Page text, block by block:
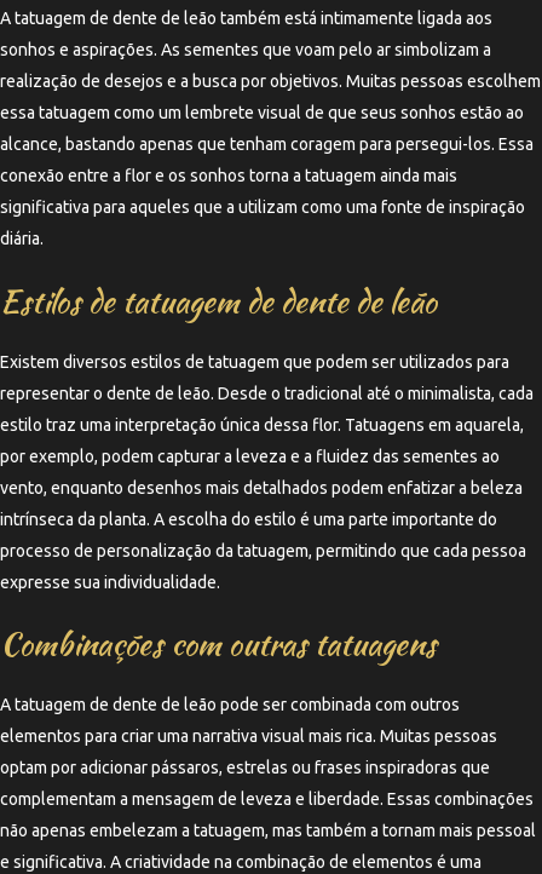
A tatuagem de dente de leão também está intimamente ligada aos
sonhos e aspirações. As sementes que voam pelo ar simbolizam a
realização de desejos e a busca por objetivos. Muitas pessoas escolhem
essa tatuagem como um lembrete visual de que seus sonhos estão ao
alcance, bastando apenas que tenham coragem para persegui-los. Essa
conexão entre a flor e os sonhos torna a tatuagem ainda mais
significativa para aqueles que a utilizam como uma fonte de inspiração
diária.
Estilos de tatuagem de dente de leão
Existem diversos estilos de tatuagem que podem ser utilizados para
representar o dente de leão. Desde o tradicional até o minimalista, cada
estilo traz uma interpretação única dessa flor. Tatuagens em aquarela,
por exemplo, podem capturar a leveza e a fluidez das sementes ao
vento, enquanto desenhos mais detalhados podem enfatizar a beleza
intrínseca da planta. A escolha do estilo é uma parte importante do
processo de personalização da tatuagem, permitindo que cada pessoa
expresse sua individualidade.
Combinações com outras tatuagens
A tatuagem de dente de leão pode ser combinada com outros
elementos para criar uma narrativa visual mais rica. Muitas pessoas
optam por adicionar pássaros, estrelas ou frases inspiradoras que
complementam a mensagem de leveza e liberdade. Essas combinações
não apenas embelezam a tatuagem, mas também a tornam mais pessoal
e significativa. A criatividade na combinação de elementos é uma